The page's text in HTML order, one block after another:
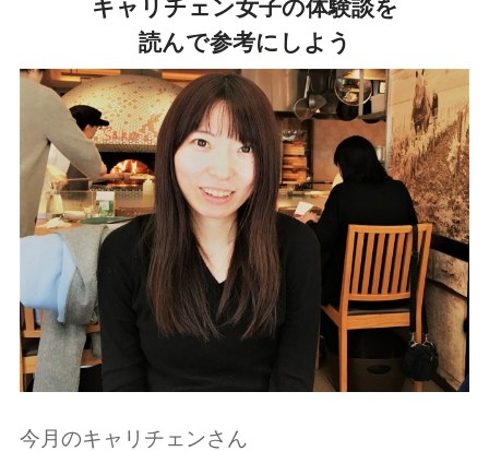
キャリチェン女子の体験談を
読んで参考にしよう
今月のキャリチェンさん